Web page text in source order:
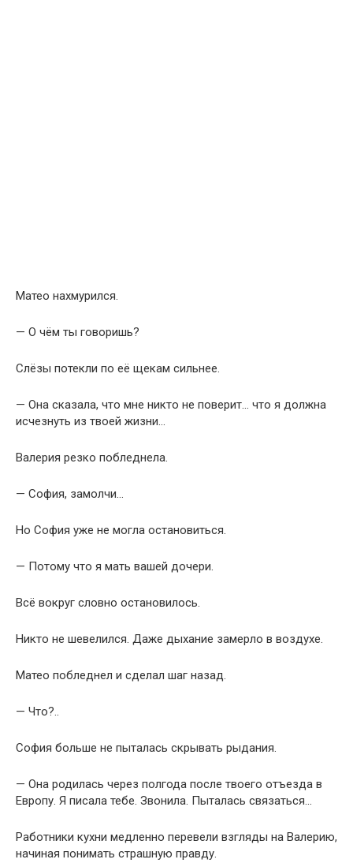
Матео нахмурился.
— О чём ты говоришь?
Слёзы потекли по её щекам сильнее.
— Она сказала, что мне никто не поверит… что я должна
исчезнуть из твоей жизни…
Валерия резко побледнела.
— София, замолчи…
Но София уже не могла остановиться.
— Потому что я мать вашей дочери.
Всё вокруг словно остановилось.
Никто не шевелился. Даже дыхание замерло в воздухе.
Матео побледнел и сделал шаг назад.
— Что?..
София больше не пыталась скрывать рыдания.
— Она родилась через полгода после твоего отъезда в
Европу. Я писала тебе. Звонила. Пыталась связаться…
Работники кухни медленно перевели взгляды на Валерию,
начиная понимать страшную правду.